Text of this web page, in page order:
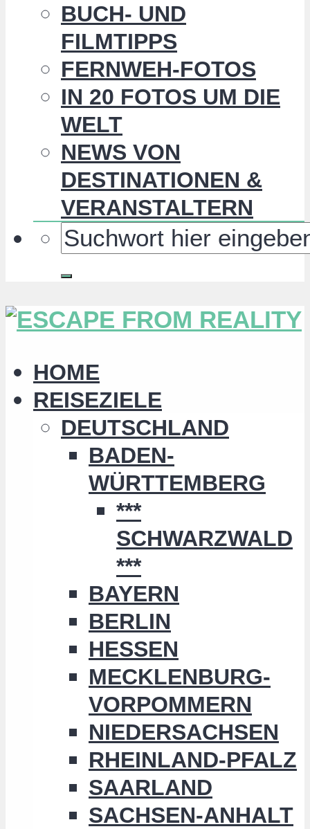
BUCH- UND
FILMTIPPS
FERNWEH-FOTOS
IN 20 FOTOS UM DIE
WELT
NEWS VON
DESTINATIONEN &
VERANSTALTERN
HOME
REISEZIELE
DEUTSCHLAND
BADEN-
WÜRTTEMBERG
***
SCHWARZWALD
***
BAYERN
BERLIN
HESSEN
MECKLENBURG-
VORPOMMERN
NIEDERSACHSEN
RHEINLAND-PFALZ
SAARLAND
SACHSEN-ANHALT